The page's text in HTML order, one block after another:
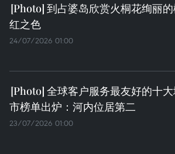
到占婆岛欣赏火桐花绚丽
红之色
24/07/2026 01:00
全球客户服务最友好的十
市榜单出炉：河内位居第二
23/07/2026 01:00